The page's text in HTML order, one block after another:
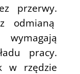
przerwy.
odmianą
pracy.
w rzędzie